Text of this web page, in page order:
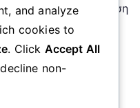
για την ενθάρρυνση
νέους
ποδοσφαιρικές
and analyze
cookies to
. Click Accept All
non-